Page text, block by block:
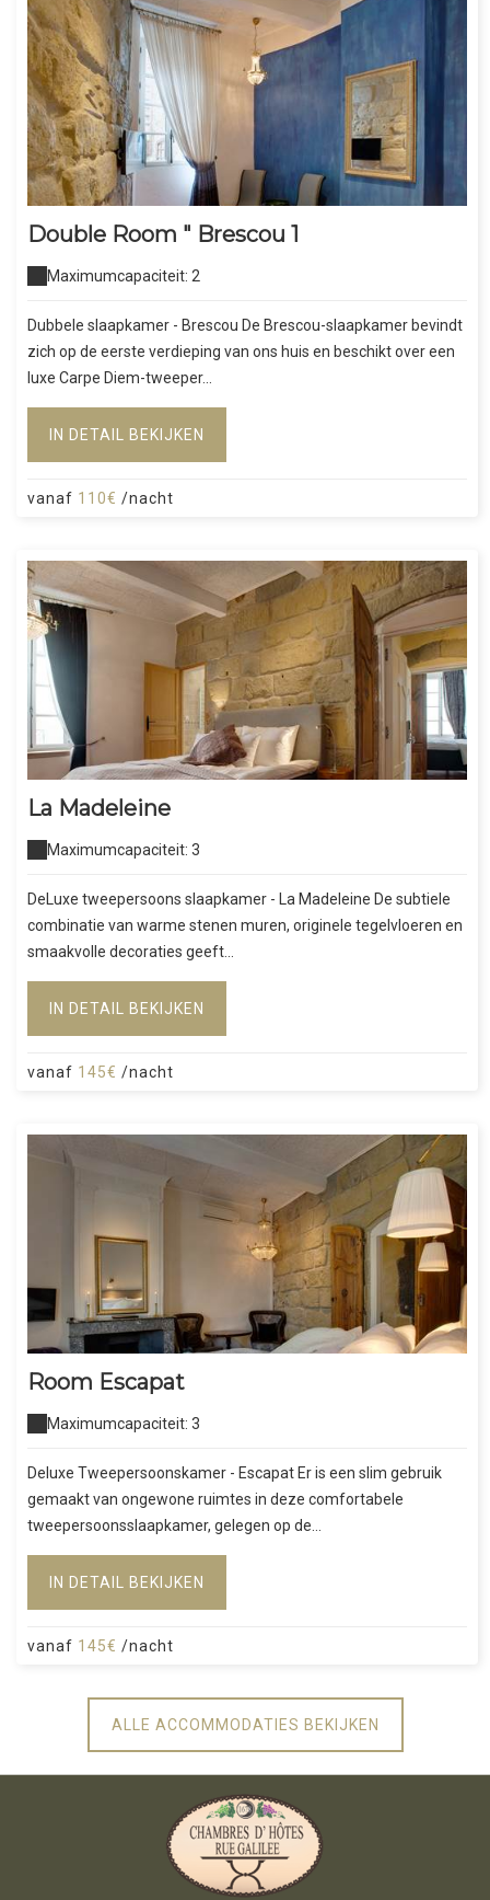
Double Room " Brescou 1
Maximumcapaciteit: 2
Dubbele slaapkamer - Brescou De Brescou-slaapkamer bevindt
zich op de eerste verdieping van ons huis en beschikt over een
luxe Carpe Diem-tweeper...
IN DETAIL BEKIJKEN
vanaf 110€ /nacht
La Madeleine
Maximumcapaciteit: 3
DeLuxe tweepersoons slaapkamer - La Madeleine De subtiele
combinatie van warme stenen muren, originele tegelvloeren en
smaakvolle decoraties geeft...
IN DETAIL BEKIJKEN
vanaf 145€ /nacht
Room Escapat
Maximumcapaciteit: 3
Deluxe Tweepersoonskamer - Escapat Er is een slim gebruik
gemaakt van ongewone ruimtes in deze comfortabele
tweepersoonsslaapkamer, gelegen op de...
IN DETAIL BEKIJKEN
vanaf 145€ /nacht
ALLE ACCOMMODATIES BEKIJKEN